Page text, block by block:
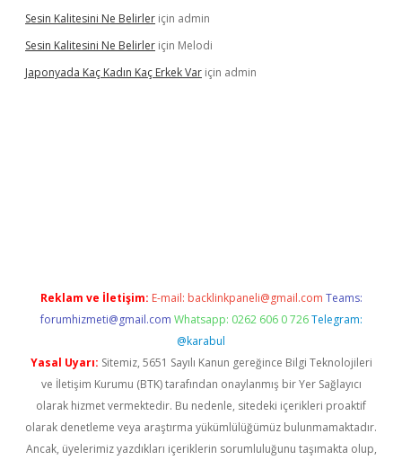
Sesin Kalitesini Ne Belirler için admin
Sesin Kalitesini Ne Belirler için Melodi
Japonyada Kaç Kadın Kaç Erkek Var için admin
Reklam ve İletişim: E-mail: backlinkpaneli@gmail.com Teams:
forumhizmeti@gmail.com Whatsapp: 0262 606 0 726 Telegram:
@karabul
Yasal Uyarı: Sitemiz, 5651 Sayılı Kanun gereğince Bilgi Teknolojileri
ve İletişim Kurumu (BTK) tarafından onaylanmış bir Yer Sağlayıcı
olarak hizmet vermektedir. Bu nedenle, sitedeki içerikleri proaktif
olarak denetleme veya araştırma yükümlülüğümüz bulunmamaktadır.
Ancak, üyelerimiz yazdıkları içeriklerin sorumluluğunu taşımakta olup,